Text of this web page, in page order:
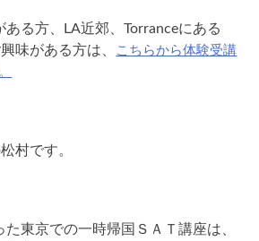
る方、LA近郊、Torranceにある
味がある方は、
こちらから体験受講
村です。
た東京での一時帰国ＳＡＴ講座は、